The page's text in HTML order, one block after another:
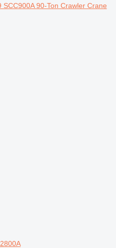
SCC900A 90-Ton Crawler Crane